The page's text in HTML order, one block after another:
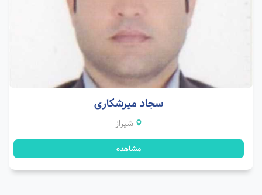
سجاد میرشکاری
شیراز
مشاهده